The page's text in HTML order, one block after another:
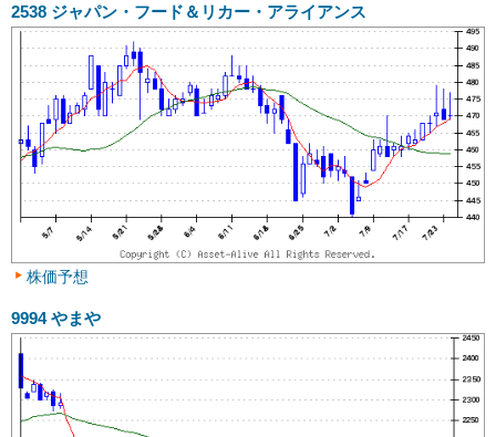
2538 ジャパン・フード＆リカー・アライアンス
株価予想
9994 やまや